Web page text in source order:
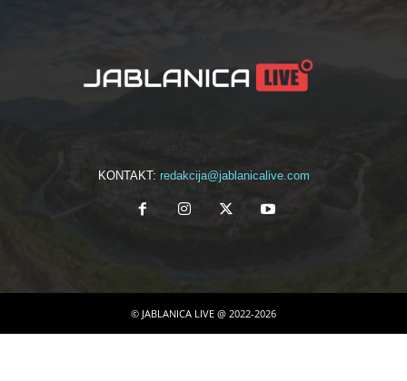
KONTAKT: redakcija@jablanicalive.com
© JABLANICA LIVE @ 2022-2026